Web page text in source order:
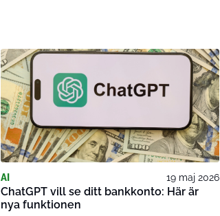
AI 19 maj 2026
ChatGPT vill se ditt bankkonto: Här är
nya funktionen